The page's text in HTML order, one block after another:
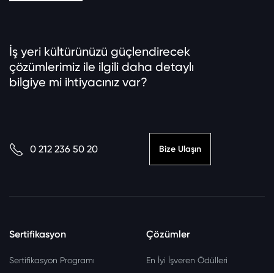
İş yeri kültürünüzü güçlendirecek
çözümlerimiz ile ilgili daha detaylı
bilgiye mi ihtiyacınız var?
0 212 236 50 20 Bize Ulaşın
Sertifikasyon
Sertifikasyon Programı
Çözümler
En İyi İşveren Ödülleri